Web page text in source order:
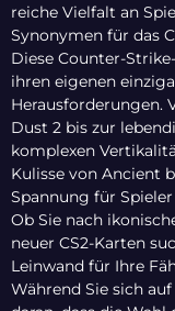
reiche Vielfalt an
Synonymen für das
Diese Counter-
ihren eigenen
Herausforderungen.
Dust 2 bis zur
komplexen
Kulisse von Ancient
Spannung für
Ob Sie nach
neuer CS2-Karten
Leinwand für Ihre
Während Sie sich